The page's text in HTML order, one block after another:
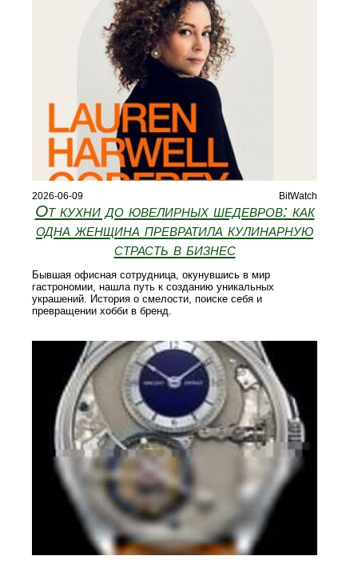
2026-06-09 BitWatch
От кухни до ювелирных шедевров: как
одна женщина превратила кулинарную
страсть в бизнес
Бывшая офисная сотрудница, окунувшись в мир
гастрономии, нашла путь к созданию уникальных
украшений. История о смелости, поиске себя и
превращении хобби в бренд.